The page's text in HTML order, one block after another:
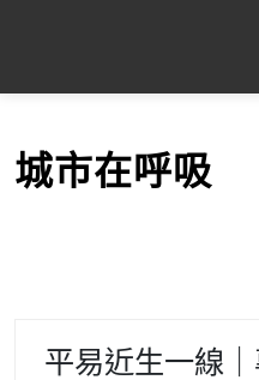
p
城市在呼吸
平易近生一線